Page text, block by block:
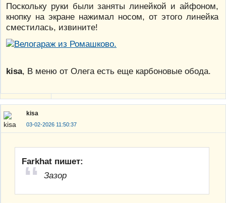
Поскольку руки были заняты линейкой и айфоном,
кнопку на экране нажимал носом, от этого линейка
сместилась, извините!
kisa, В меню от Олега есть еще карбоновые обода.
kisa
03-02-2026 11:50:37
Farkhat пишет:
Зазор